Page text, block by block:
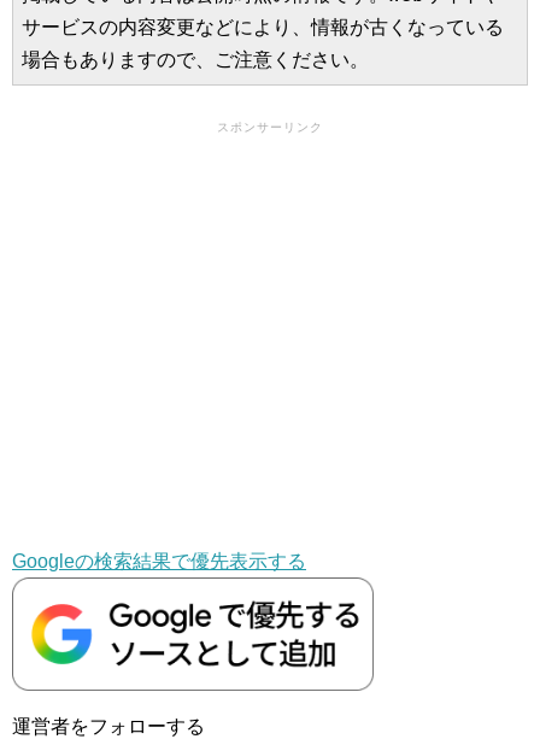
サービスの内容変更などにより、情報が古くなっている
場合もありますので、ご注意ください。
スポンサーリンク
Googleの検索結果で優先表示する
運営者をフォローする